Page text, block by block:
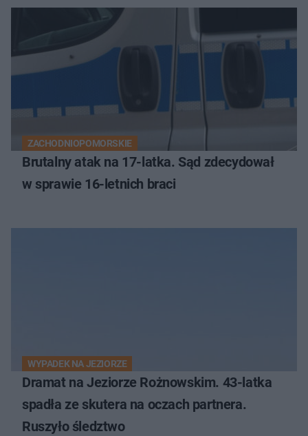
ZACHODNIOPOMORSKIE
Brutalny atak na 17-latka. Sąd zdecydował
w sprawie 16-letnich braci
WYPADEK NA JEZIORZE
Dramat na Jeziorze Rożnowskim. 43-latka
spadła ze skutera na oczach partnera.
Ruszyło śledztwo